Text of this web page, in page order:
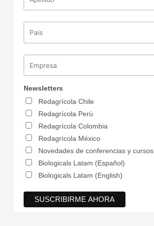
Newsletters
Redagrícola Chile
Redagrícola Perú
Redagrícola Colombia
Redagrícola México
Novedades de conferencias y cursos
Biologicals Latam (Español)
Biologicals Latam (English)